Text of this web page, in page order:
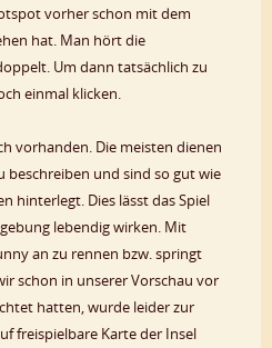
vorher schon mit dem
hat. Man hört die
Um dann tatsächlich zu
einmal klicken.
vorhanden. Die meisten dienen
beschreiben und sind so gut wie
hinterlegt. Dies lässt das Spiel
lebendig wirken. Mit
an zu rennen bzw. springt
schon in unserer Vorschau vor
hatten, wurde leider zur
freispielbare Karte der Insel